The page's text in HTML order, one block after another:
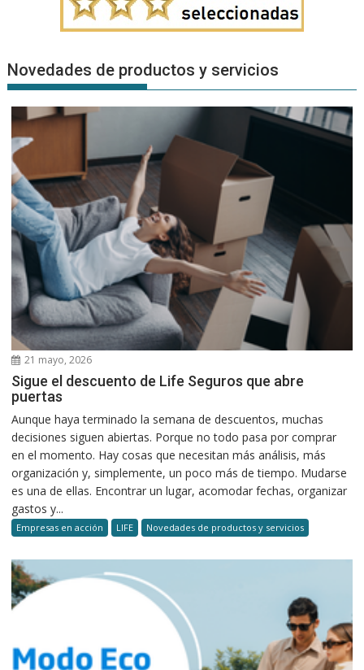
Novedades de productos y servicios
21 mayo, 2026
Sigue el descuento de Life Seguros que abre
puertas
Aunque haya terminado la semana de descuentos, muchas
decisiones siguen abiertas. Porque no todo pasa por comprar
en el momento. Hay cosas que necesitan más análisis, más
organización y, simplemente, un poco más de tiempo. Mudarse
es una de ellas. Encontrar un lugar, acomodar fechas, organizar
gastos y...
Empresas en acción LIFE Novedades de productos y servicios